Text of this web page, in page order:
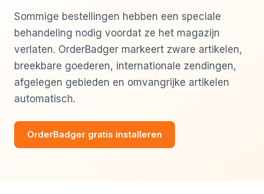
Sommige bestellingen hebben een speciale
behandeling nodig voordat ze het magazijn
verlaten. OrderBadger markeert zware artikelen,
breekbare goederen, internationale zendingen,
afgelegen gebieden en omvangrijke artikelen
automatisch.
OrderBadger gratis installeren